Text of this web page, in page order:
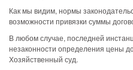
Как мы видим, нормы
возможности привязки суммы
В любом случае, последней
незаконности определения цены
Хозяйственный суд.